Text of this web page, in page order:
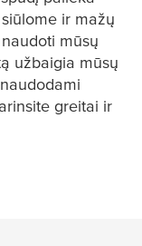
ir mažų
mūsų
užbaigia mūsų
greitai ir